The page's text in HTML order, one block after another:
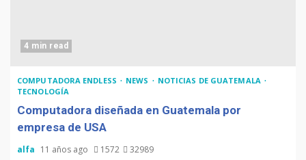
4 min read
COMPUTADORA ENDLESS NEWS
NOTICIAS DE GUATEMALA
TECNOLOGÍA
Computadora diseñada en Guatemala por
empresa de USA
alfa 11 años ago 1572 32989